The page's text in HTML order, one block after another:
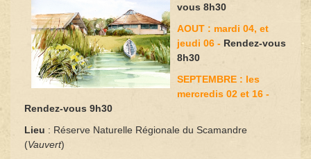
vous 8h30
AOUT : mardi 04, et
jeudi 06 - Rendez-vous
8h30
SEPTEMBRE : les
mercredis 02 et 16 -
Rendez-vous 9h30
Lieu : Réserve Naturelle Régionale du Scamandre
(Vauvert)